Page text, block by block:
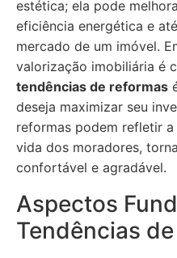
estética; ela pode
eficiência energética e
mercado de um imóvel.
valorização imobiliária é
tendências de reformas
deseja maximizar seu
reformas podem refletir
vida dos moradores,
confortável e agradável.
Aspectos
Tendências